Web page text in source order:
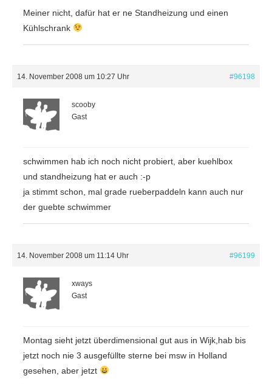
Meiner nicht, dafür hat er ne Standheizung und einen
Kühlschrank
14. November 2008 um 10:27 Uhr #96198
scooby
Gast
schwimmen hab ich noch nicht probiert, aber kuehlbox
und standheizung hat er auch :-p
ja stimmt schon, mal grade rueberpaddeln kann auch nur
der guebte schwimmer
14. November 2008 um 11:14 Uhr #96199
xways
Gast
Montag sieht jetzt überdimensional gut aus in Wijk,hab bis
jetzt noch nie 3 ausgefüllte sterne bei msw in Holland
gesehen, aber jetzt